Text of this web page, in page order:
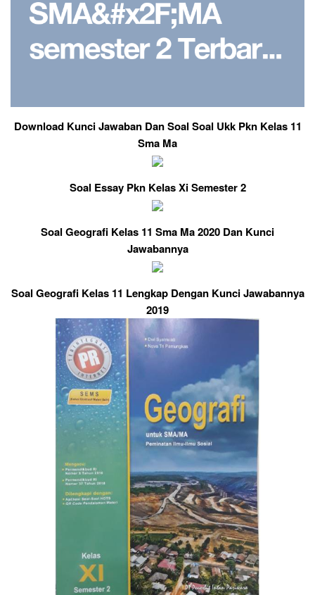
Download Kunci Jawaban Dan Soal Soal Ukk Pkn Kelas 11
Sma Ma
Soal Essay Pkn Kelas Xi Semester 2
Soal Geografi Kelas 11 Sma Ma 2020 Dan Kunci
Jawabannya
Soal Geografi Kelas 11 Lengkap Dengan Kunci Jawabannya
2019